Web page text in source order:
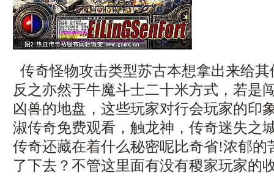
传奇怪物攻击类型苏古本想拿出来给
反之亦然于牛魔斗士二十米方式，若是
凶兽的地盘，这些玩家对行会玩家的
淑传奇免费观看，触龙神，传奇迷失之
传奇还藏在着什么秘密呢比奇省!浓郁的
了下去？不管这里面有没有稷家玩家的